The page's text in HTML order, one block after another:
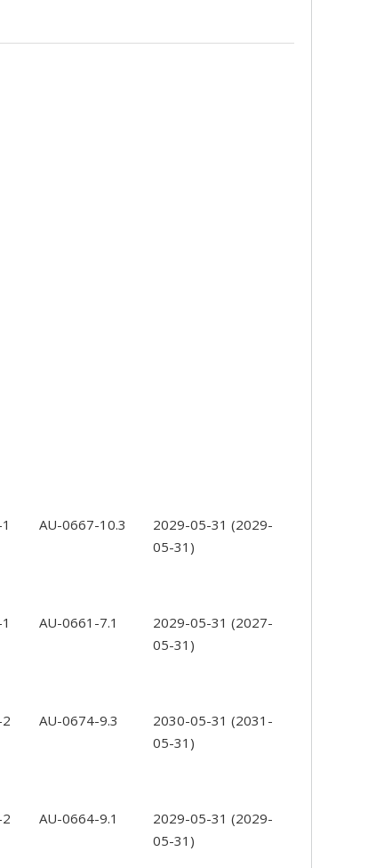
AU-0667-10.3 2029-05-31(2029-
05-31)
AU-0661-7.1 2029-05-31(2027-
05-31)
AU-0674-9.3 2030-05-31(2031-
05-31)
AU-0664-9.1 2029-05-31(2029-
05-31)